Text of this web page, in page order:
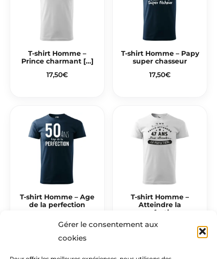
Gérer le consentement aux
cookies
T-shirt Homme –
Prince charmant […]
17,50€
T-shirt Homme – Papy
super chasseur
17,50€
T-shirt Homme – Age
de la perfection
T-shirt Homme –
Atteindre la
perfection
17,50